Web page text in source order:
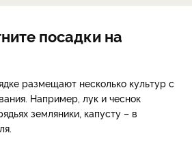
посадки на
размещают несколько культур с
Например, лук и чеснок
земляники, капусту – в